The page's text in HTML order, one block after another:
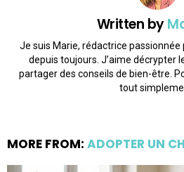
Written by
Je suis Marie, rédactrice passionnée
depuis toujours. J’aime décrypter
partager des conseils de bien-être.
tout
MORE FROM: ADOPTER UN